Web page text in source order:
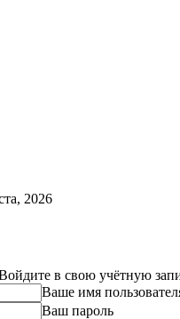
2026
в свою учётную
Ваше имя
Ваш пароль